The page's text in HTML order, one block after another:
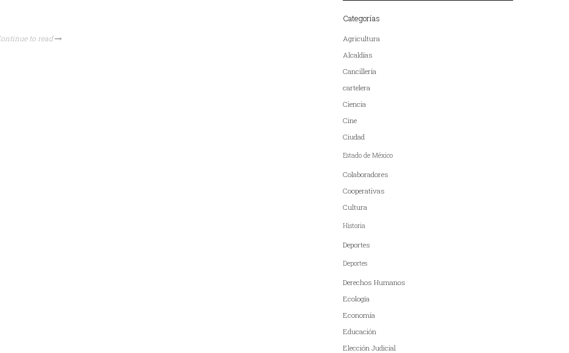
to read
Categorías
Agricultura
Alcaldías
Cancillería
cartelera
Ciencia
Cine
Ciudad
Estado de México
Colaboradores
Cooperativas
Cultura
Historia
Deportes
Deportes
Derechos Humanos
Ecología
Economía
Educación
Elección Judicial